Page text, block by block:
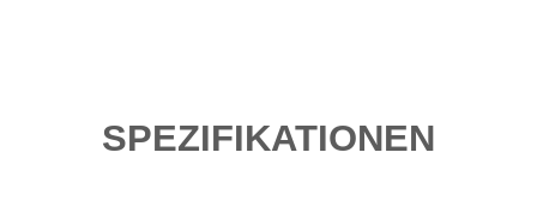
SPEZIFIKATIONEN